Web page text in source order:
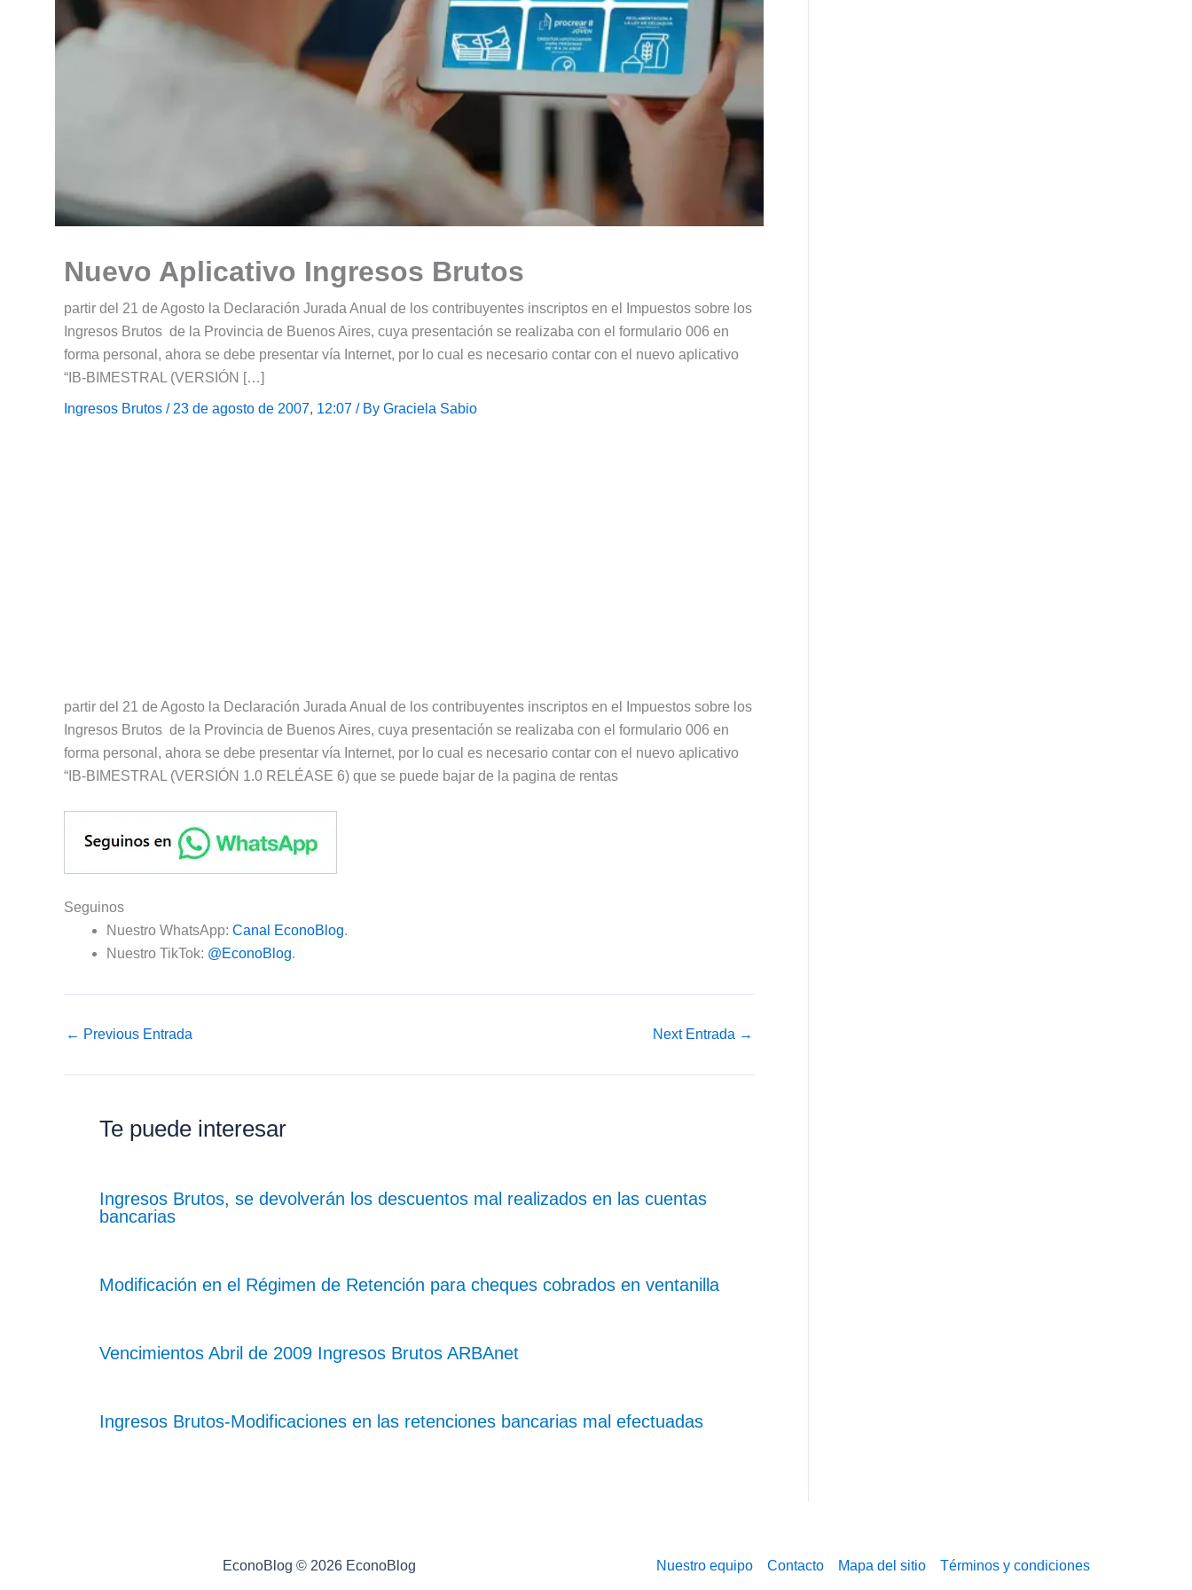
Nuevo Aplicativo Ingresos Brutos
partir del 21 de Agosto la Declaración Jurada Anual de los contribuyentes inscriptos en el Impuestos sobre los
Ingresos Brutos de la Provincia de Buenos Aires, cuya presentación se realizaba con el formulario 006 en
forma personal, ahora se debe presentar vía Internet, por lo cual es necesario contar con el nuevo aplicativo
“IB-BIMESTRAL (VERSIÓN […]
Ingresos Brutos / 23 de agosto de 2007, 12:07 / By Graciela Sabio
partir del 21 de Agosto la Declaración Jurada Anual de los contribuyentes inscriptos en el Impuestos sobre los
Ingresos Brutos de la Provincia de Buenos Aires, cuya presentación se realizaba con el formulario 006 en
forma personal, ahora se debe presentar vía Internet, por lo cual es necesario contar con el nuevo aplicativo
“IB-BIMESTRAL (VERSIÓN 1.0 RELÉASE 6) que se puede bajar de la pagina de rentas
Seguinos
Nuestro WhatsApp: Canal EconoBlog.
Nuestro TikTok: @EconoBlog.
← Previous Entrada Next Entrada →
Te puede interesar
Ingresos Brutos, se devolverán los descuentos mal realizados en las cuentas
bancarias
Modificación en el Régimen de Retención para cheques cobrados en ventanilla
Vencimientos Abril de 2009 Ingresos Brutos ARBAnet
Ingresos Brutos-Modificaciones en las retenciones bancarias mal efectuadas
EconoBlog © 2026 EconoBlog Nuestro equipo Contacto Mapa del sitio Términos y condiciones